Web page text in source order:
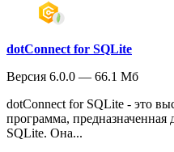
dotConnect for SQLite
Версия 6.0.0 — 66.1 Мб
dotConnect for SQLite - это
программа, предназначенная
SQLite. Она...